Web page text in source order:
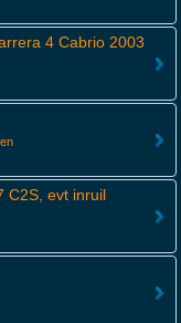
4 Cabrio 2003
C2S, evt inruil